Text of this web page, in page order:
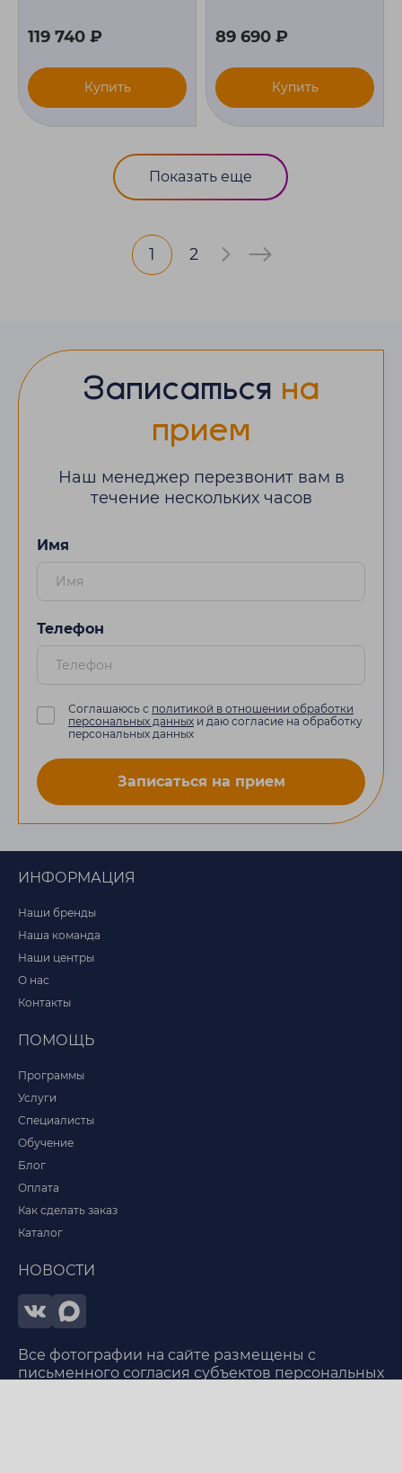
119 740 ₽
Купить
89 690 ₽
Купить
Показать еще
1 2
Записаться на
прием
Наш менеджер перезвонит вам в
течение нескольких часов
Имя
Телефон
Соглашаюсь с политикой в отношении обработки
персональных данных и даю согласие на обработку
персональных данных
Записаться на прием
ИНФОРМАЦИЯ
Наши бренды
Наша команда
Наши центры
О нас
Контакты
ПОМОЩЬ
Программы
Услуги
Специалисты
Обучение
Блог
Оплата
Как сделать заказ
Каталог
НОВОСТИ
Все фотографии на сайте размещены с
письменного согласия субъектов персональных